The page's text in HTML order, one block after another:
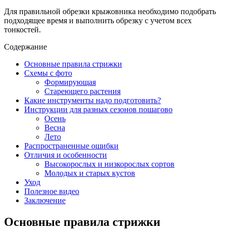
Для правильной обрезки крыжовника необходимо подобрать
подходящее время и выполнить обрезку с учетом всех
тонкостей.
Содержание
Основные правила стрижки
Схемы с фото
Формирующая
Стареющего растения
Какие инструменты надо подготовить?
Инструкции для разных сезонов пошагово
Осень
Весна
Лето
Распространенные ошибки
Отличия и особенности
Высокорослых и низкорослых сортов
Молодых и старых кустов
Уход
Полезное видео
Заключение
Основные правила стрижки